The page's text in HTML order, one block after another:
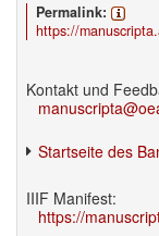
Permalink:
https://
Kontakt und
Startseite des
IIIF Manifest:
https://